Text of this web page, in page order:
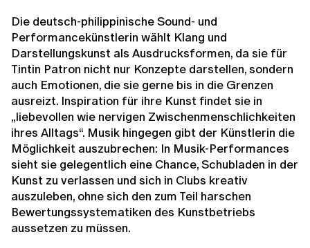
Die deutsch-philippinische Sound- und
Performancekünstlerin wählt Klang und
Darstellungskunst als Ausdrucksformen, da sie für
Tintin Patron nicht nur Konzepte darstellen, sondern
auch Emotionen, die sie gerne bis in die Grenzen
ausreizt. Inspiration für ihre Kunst findet sie in
„liebevollen wie nervigen Zwischenmenschlichkeiten
ihres Alltags“. Musik hingegen gibt der Künstlerin die
Möglichkeit auszubrechen: In Musik-Performances
sieht sie gelegentlich eine Chance, Schubladen in der
Kunst zu verlassen und sich in Clubs kreativ
auszuleben, ohne sich den zum Teil harschen
Bewertungssystematiken des Kunstbetriebs
aussetzen zu müssen.